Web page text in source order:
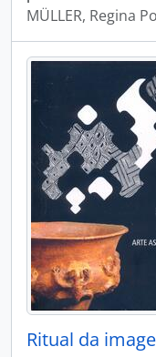
MÜLLER, Regina